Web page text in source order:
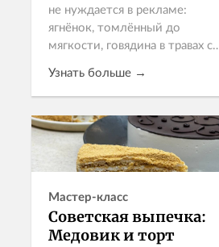
не нуждается в рекламе:
ягнёнок, томлённый до
мягкости, говядина в травах с
для идеального сэндвича.
Приглашаем на
гастрономическое шоу, где
шеф...
Узнать больше →
Записаться
Мастер-класс
Советская выпечка:
Медовик и торт